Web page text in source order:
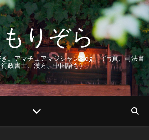
りぞら
。アマチュアマジシャンBlog。（写真、司法書
政書士、漢方、中国語も）